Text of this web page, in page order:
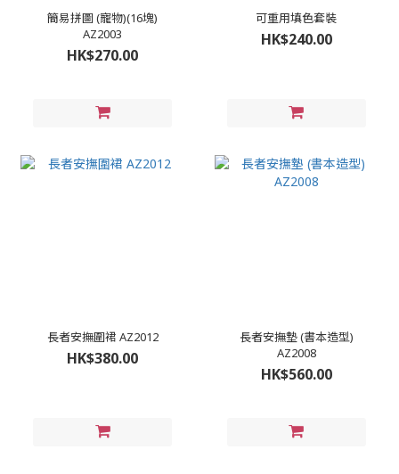
簡易拼圖 (寵物)(16塊)
AZ2003
HK$270.00
可重用填色套裝
HK$240.00
長者安撫圍裙 AZ2012
HK$380.00
長者安撫墊 (書本造型)
AZ2008
HK$560.00